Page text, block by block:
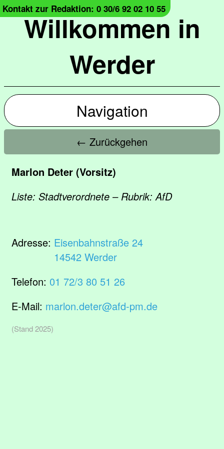
Willkommen in
Werder
Kontakt zur Redaktion: 0 30/6 92 02 10 55
Navigation
← Zurückgehen
Marlon Deter (Vorsitz)
Liste: Stadtverordnete – Rubrik: AfD
Adresse: Eisenbahnstraße 24
14542 Werder
Telefon: 01 72/3 80 51 26
E-Mail: marlon.deter@afd-pm.de
(Stand 2025)